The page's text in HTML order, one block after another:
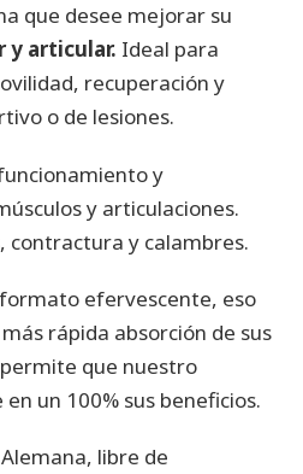
que desee mejorar su
y articular. Ideal para
recuperación y
o de lesiones.
y
y articulaciones.
contractura y calambres.
efervescente, eso
rápida absorción de sus
que nuestro
un 100% sus beneficios.
libre de